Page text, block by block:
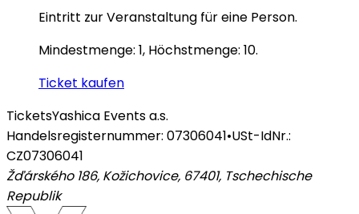
Eintritt zur Veranstaltung für eine Person.
Mindestmenge: 1, Höchstmenge: 10.
Ticket kaufen
TicketsYashica Events a.s.
Handelsregisternummer: 07306041•USt-IdNr.:
CZ07306041
Žďárského 186, Kožichovice, 67401, Tschechische
Republik